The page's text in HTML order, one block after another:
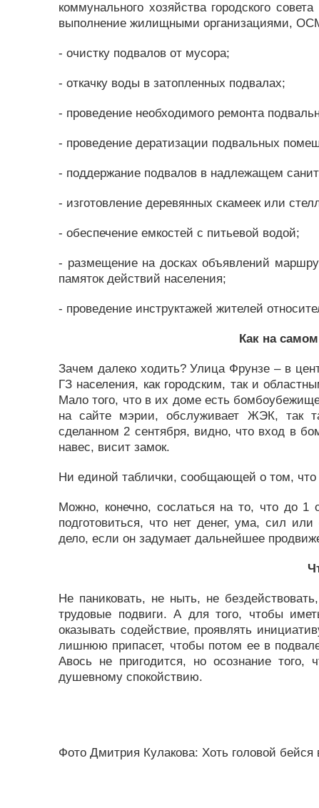
коммунального хозяйства городского
выполнение жилищными организациями,
- очистку подвалов от мусора;
- откачку воды в затопленных подвалах;
- проведение необходимого ремонта
- проведение дератизации подвальных
- поддержание подвалов в надлежащем
- изготовление деревянных скамеек или
- обеспечение емкостей с питьевой водой;
- размещение на досках объявлений
памяток действий населения;
- проведение инструктажей жителей
Как на
Зачем далеко ходить? Улица Фрунзе – в
ГЗ населения, как городским, так и
Мало того, что в их доме есть
на сайте мэрии, обслуживает ЖЭК, так
сделанном 2 сентября, видно, что вход в
навес, висит замок.
Ни единой таблички, сообщающей о том, что
Можно, конечно, сослаться на то, что до
подготовиться, что нет денег, ума, сил
дело, если он задумает дальнейшее
Не паниковать, не ныть, не
трудовые подвиги. А для того, чтобы
оказывать содействие, проявлять
лишнюю припасет, чтобы потом ее в
Авось не пригодится, но осознание того,
душевному спокойствию.
Фото Дмитрия Кулакова: Хоть головой бейся